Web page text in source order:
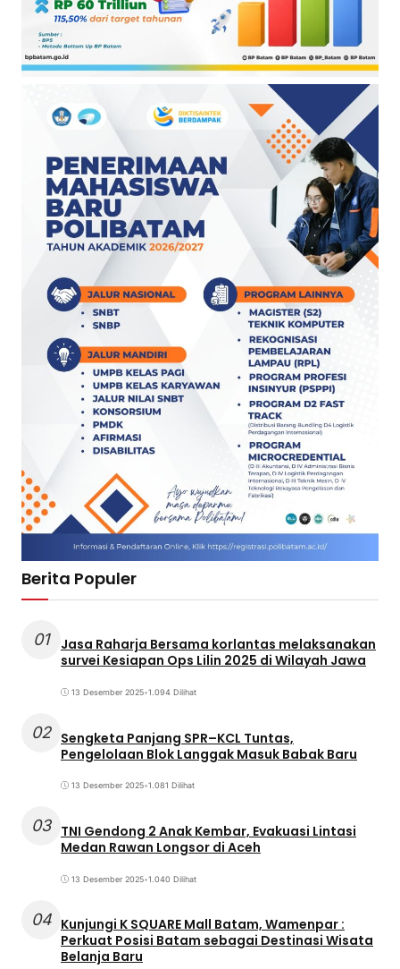
Berita Populer
01
Jasa Raharja Bersama korlantas melaksanakan
survei Kesiapan Ops Lilin 2025 di Wilayah Jawa
13 Desember 2025•1.094 Dilihat
02 Sengketa Panjang SPR–KCL Tuntas,
Pengelolaan Blok Langgak Masuk Babak Baru
13 Desember 2025•1.081 Dilihat
03 TNI Gendong 2 Anak Kembar, Evakuasi Lintasi
Medan Rawan Longsor di Aceh
13 Desember 2025•1.040 Dilihat
04 Kunjungi K SQUARE Mall Batam, Wamenpar :
Perkuat Posisi Batam sebagai Destinasi Wisata
Belanja Baru